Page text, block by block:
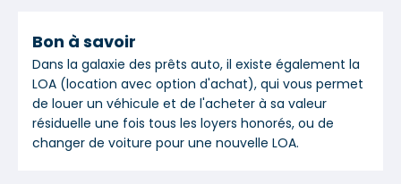
Bon à savoir
Dans la galaxie des prêts auto, il existe également la
LOA (location avec option d'achat), qui vous permet
de louer un véhicule et de l'acheter à sa valeur
résiduelle une fois tous les loyers honorés, ou de
changer de voiture pour une nouvelle LOA.